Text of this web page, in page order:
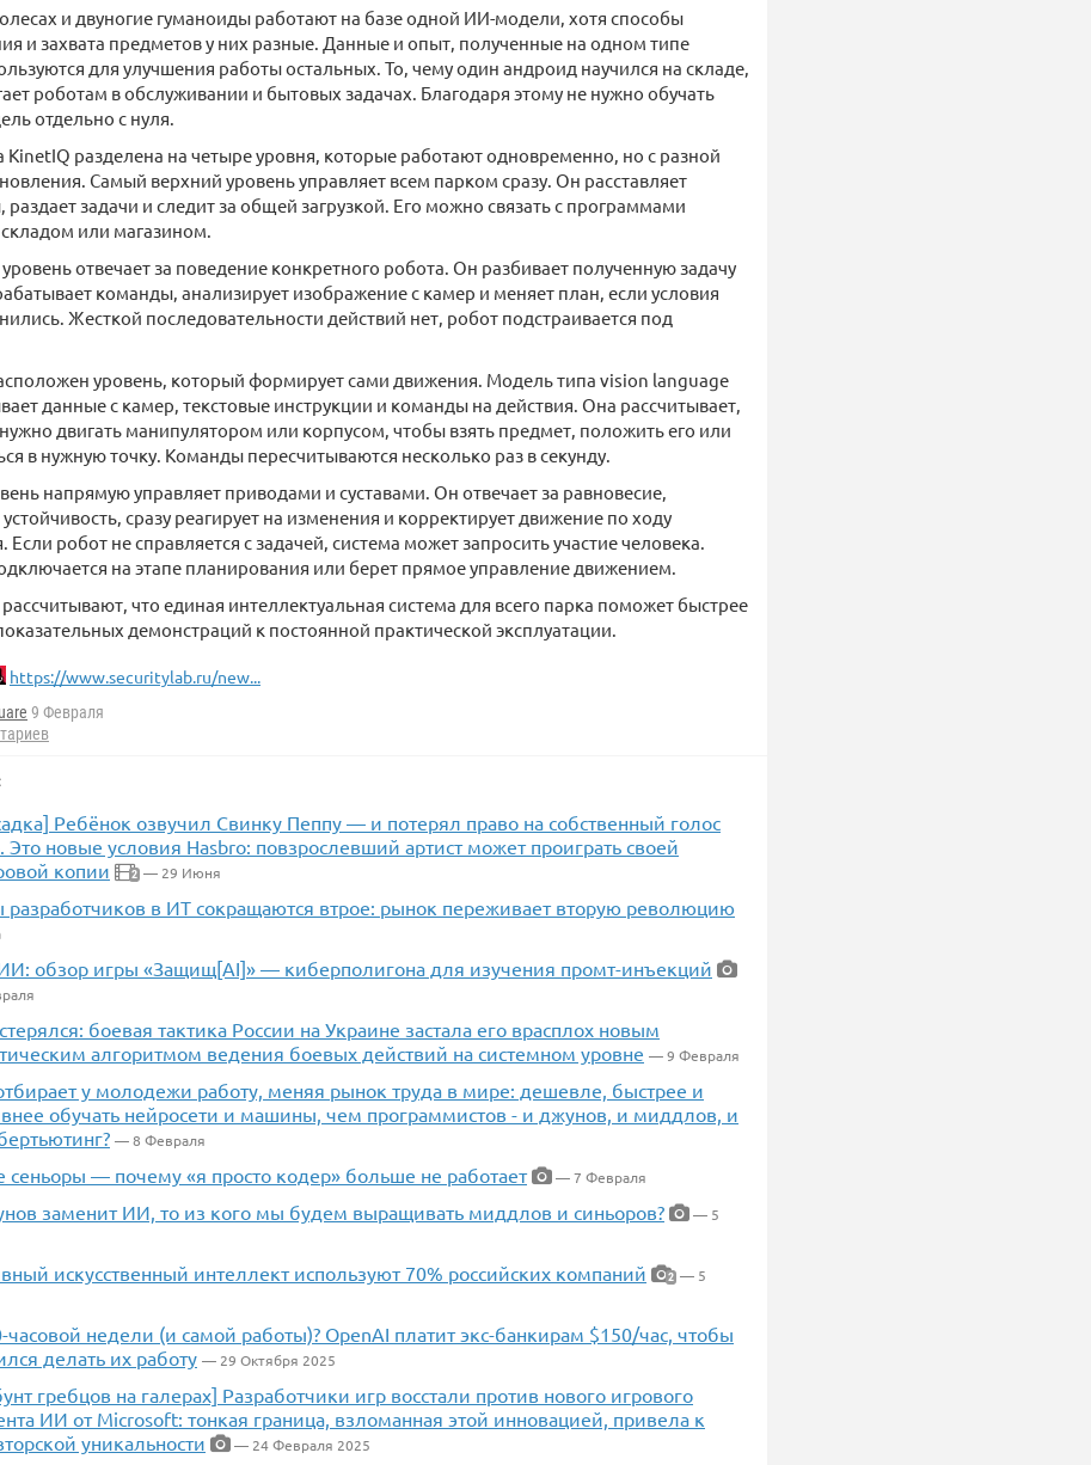
и двуногие гуманоиды работают на базе одной ИИ-модели, хотя способы
и захвата предметов у них разные. Данные и опыт, полученные на одном типе
для улучшения работы остальных. То, чему один андроид научился на складе,
роботам в обслуживании и бытовых задачах. Благодаря этому не нужно обучать
отдельно с нуля.
KinetIQ разделена на четыре уровня, которые работают одновременно, но с разной
Самый верхний уровень управляет всем парком сразу. Он расставляет
раздает задачи и следит за общей загрузкой. Его можно связать с программами
или магазином.
отвечает за поведение конкретного робота. Он разбивает полученную задачу
команды, анализирует изображение с камер и меняет план, если условия
Жесткой последовательности действий нет, робот подстраивается под
уровень, который формирует сами движения. Модель типа vision language
данные с камер, текстовые инструкции и команды на действия. Она рассчитывает,
двигать манипулятором или корпусом, чтобы взять предмет, положить его или
в нужную точку. Команды пересчитываются несколько раз в секунду.
напрямую управляет приводами и суставами. Он отвечает за равновесие,
сразу реагирует на изменения и корректирует движение по ходу
робот не справляется с задачей, система может запросить участие человека.
на этапе планирования или берет прямое управление движением.
что единая интеллектуальная система для всего парка поможет быстрее
демонстраций к постоянной практической эксплуатации.
https://www.securitylab.ru/new...
9 Февраля
Ребёнок озвучил Свинку Пеппу — и потерял право на собственный голос
Это новые условия Hasbro: повзрослевший артист может проиграть своей
копии
2 — 29 Июня
в ИТ сокращаются втрое: рынок переживает вторую революцию
обзор игры «Защищ[AI]» — киберполигона для изучения промт-инъекций
боевая тактика России на Украине застала его врасплох новым
алгоритмом ведения боевых действий на системном уровне — 9 Февраля
у молодежи работу, меняя рынок труда в мире: дешевле, быстрее и
обучать нейросети и машины, чем программистов - и джунов, и миддлов, и
— 8 Февраля
сеньоры — почему «я просто кодер» больше не работает
— 7 Февраля
заменит ИИ, то из кого мы будем выращивать миддлов и синьоров?
— 5
искусственный интеллект используют 70% российских компаний 2 — 5
часовой недели (и самой работы)? OpenAI платит экс-банкирам $150/час, чтобы
делать их работу — 29 Октября 2025
гребцов на галерах] Разработчики игр восстали против нового игрового
ИИ от Microsoft: тонкая граница, взломанная этой инновацией, привела к
уникальности
— 24 Февраля 2025